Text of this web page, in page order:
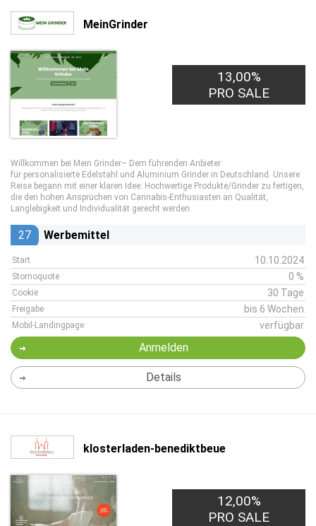
MeinGrinder
13,00%
PRO SALE
Willkommen bei Mein Grinder– Dem führenden Anbieter
für personalisierte Edelstahl und Aluminium Grinder in Deutschland. Unsere
Reise begann mit einer klaren Idee: Hochwertige Produkte/Grinder zu fertigen,
die den hohen Ansprüchen von Cannabis-Enthusiasten an Qualität,
Langlebigkeit und Individualität gerecht werden.
27 Werbemittel
Start 10.10.2024
Stornoquote 0 %
Cookie 30 Tage
Freigabe bis 6 Wochen
Mobil-Landingpage verfügbar
Anmelden
Details
klosterladen-benediktbeue
12,00%
PRO SALE